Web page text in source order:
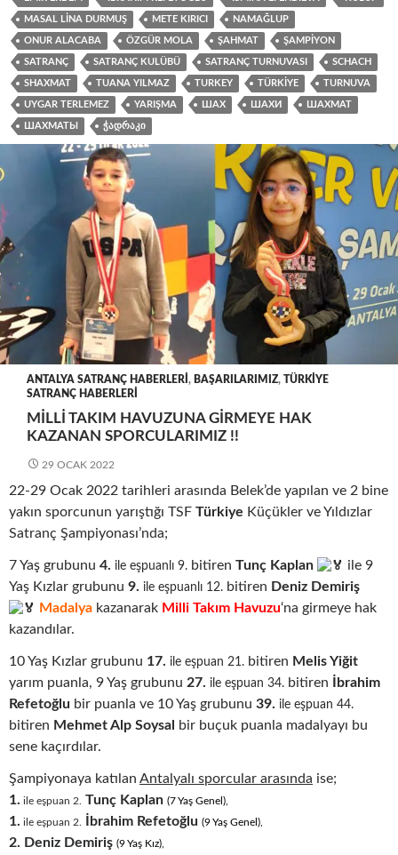
MASAL LINA DURMUŞ METE KIRICI NAMAĞLUP
ONUR ALACABA ÖZGÜR MOLA ŞAHMAT ŞAMPIYON
SATRANÇ SATRANÇ KULÜBÜ SATRANÇ TURNUVASI SCHACH
SHAXMAT TUANA YILMAZ TURKEY TÜRKIYE TURNUVA
UYGAR TERLEMEZ YARIŞMA ШАХ ШАХИ ШАХМАТ
ШАХМАТЫ ᲭᲐᲓᲠᲐᲙᲘ
ANTALYA SATRANÇ HABERLERI , BAŞARILARIMIZ, TÜRKIYE
SATRANÇ HABERLERI
MILLI TAKIM HAVUZUNA GIRMEYE HAK
KAZANAN SPORCULARIMIZ !!
29 OCAK 2022
22-29 Ocak 2022 tarihleri arasında Belek’de yapılan ve 2 bine
yakın sporcunun yarıştığı TSF Türkiye Küçükler ve Yıldızlar
Satranç Şampiyonası’nda;
7 Yaş grubunu 4. ile eşpuanlı 9. bitiren Tunç Kaplan
ile 9
Yaş Kızlar grubunu 9. ile eşpuanlı 12. bitiren Deniz Demiriş
Madalya kazanarak Milli Takım Havuzu‘na girmeye hak
kazandılar.
10 Yaş Kızlar grubunu 17. ile eşpuan 21. bitiren Melis Yiğit
yarım puanla, 9 Yaş grubunu 27. ile eşpuan 34. bitiren
İbrahim
Refetoğlu bir puanla ve 10 Yaş grubunu 39. ile eşpuan 44.
bitiren Mehmet Alp Soysal
bir buçuk puanla madalyayı bu
sene kaçırdılar.
Şampiyonaya katılan Antalyalı sporcular arasında ise;
1. ile eşpuan 2. Tunç Kaplan (7Yaş Genel),
1. ile eşpuan 2. İbrahim Refetoğlu (9Yaş Genel),
2. Deniz Demiriş (9Yaş Kız),